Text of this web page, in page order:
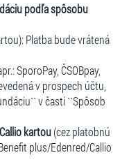
podľa spôsobu
Platba bude vrátená
SporoPay, ČSOBpay,
v prospech účtu,
v časti ``Spôsob
kartou(cez platobnú
plus/Edenred/Callio